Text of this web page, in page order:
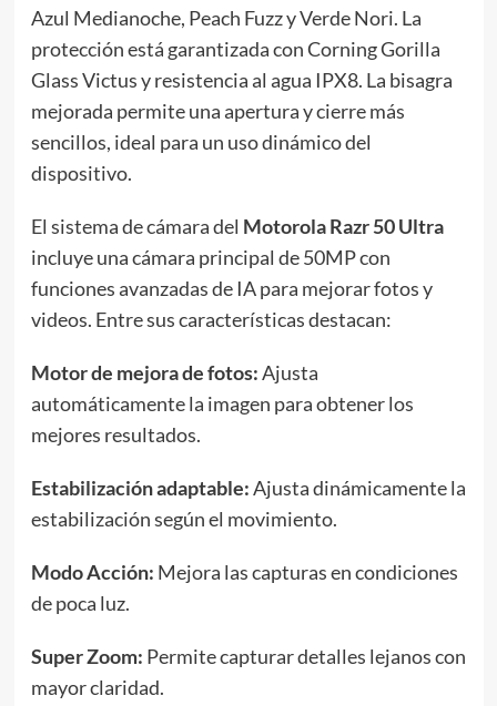
Azul Medianoche, Peach Fuzz y Verde Nori. La
protección está garantizada con Corning Gorilla
Glass Victus y resistencia al agua IPX8. La bisagra
mejorada permite una apertura y cierre más
sencillos, ideal para un uso dinámico del
dispositivo.
El sistema de cámara del Motorola Razr 50 Ultra
incluye una cámara principal de 50MP con
funciones avanzadas de IA para mejorar fotos y
videos. Entre sus características destacan:
Motor de mejora de fotos:Ajusta
automáticamente la imagen para obtener los
mejores resultados.
Estabilización adaptable:Ajusta dinámicamente la
estabilización según el movimiento.
Modo Acción: Mejora las capturas en condiciones
de poca luz.
Super Zoom: Permite capturar detalles lejanos con
mayor claridad.